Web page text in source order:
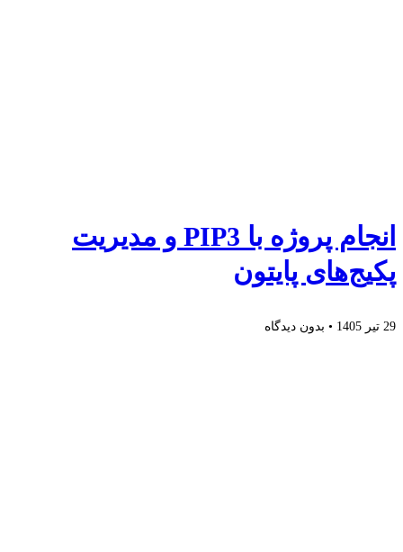
انجام پروژه با PIP3 و مدیریت
پکیج‌های پایتون
29 تیر 1405 بدون دیدگاه